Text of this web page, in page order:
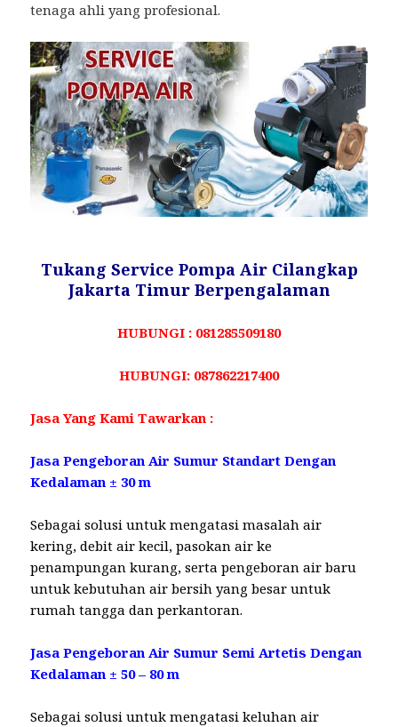
tenaga ahli yang profesional.
Tukang Service Pompa Air Cilangkap
Jakarta Timur Berpengalaman
HUBUNGI : 081285509180
HUBUNGI: 087862217400
Jasa Yang Kami Tawarkan :
Jasa Pengeboran Air Sumur Standart Dengan
Kedalaman ± 30 m
Sebagai solusi untuk mengatasi masalah air
kering, debit air kecil, pasokan air ke
penampungan kurang, serta pengeboran air baru
untuk kebutuhan air bersih yang besar untuk
rumah tangga dan perkantoran.
Jasa Pengeboran Air Sumur Semi Artetis Dengan
Kedalaman ± 50 – 80 m
Sebagai solusi untuk mengatasi keluhan air